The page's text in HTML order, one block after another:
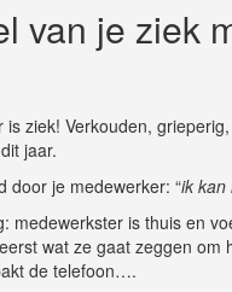
van je ziek
is ziek! Verkouden,
jaar.
door je medewerker: “ik kan
medewerkster is thuis en
wat ze gaat zeggen
de telefoon….